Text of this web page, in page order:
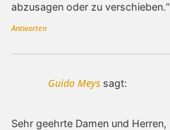
abzusagen oder zu verschieben.“
Antworten
Guido Meys sagt:
Sehr geehrte Damen und Herren,